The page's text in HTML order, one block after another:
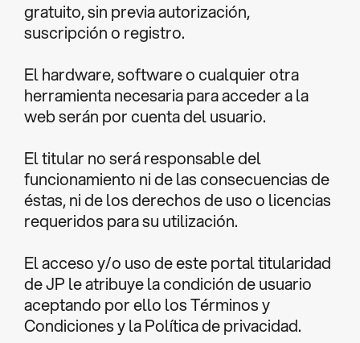
gratuito, sin previa autorización,
suscripción o registro.
El hardware, software o cualquier otra
herramienta necesaria para acceder a la
web serán por cuenta del usuario.
El titular no será responsable del
funcionamiento ni de las consecuencias de
éstas, ni de los derechos de uso o licencias
requeridos para su utilización.
El acceso y/o uso de este portal titularidad
de JP le atribuye la condición de usuario
aceptando por ello los Términos y
Condiciones y la Política de privacidad.